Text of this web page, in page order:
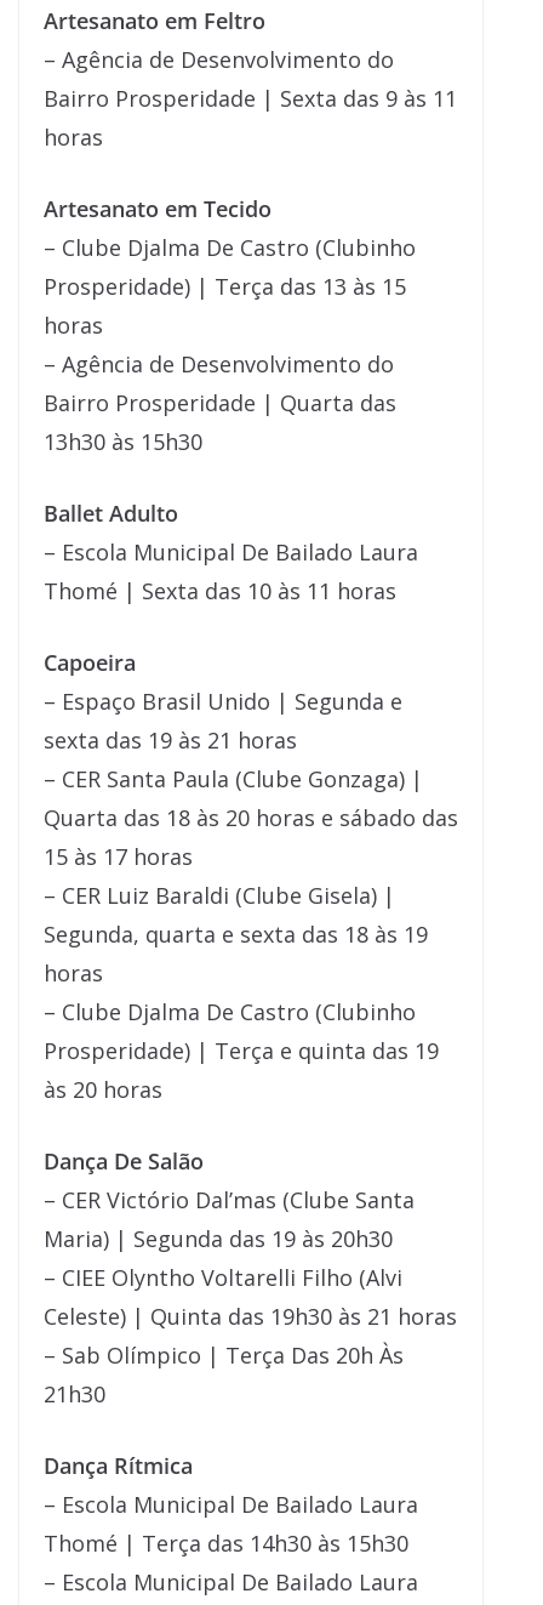
Artesanato em Feltro
– Agência de Desenvolvimento do
Bairro Prosperidade | Sexta das 9 às 11
horas
Artesanato em Tecido
– Clube Djalma De Castro (Clubinho
Prosperidade) | Terça das 13 às 15
horas
– Agência de Desenvolvimento do
Bairro Prosperidade | Quarta das
13h30 às 15h30
Ballet Adulto
– Escola Municipal De Bailado Laura
Thomé | Sexta das 10 às 11 horas
Capoeira
– Espaço Brasil Unido | Segunda e
sexta das 19 às 21 horas
– CER Santa Paula (Clube Gonzaga) |
Quarta das 18 às 20 horas e sábado das
15 às 17 horas
– CER Luiz Baraldi (Clube Gisela) |
Segunda, quarta e sexta das 18 às 19
horas
– Clube Djalma De Castro (Clubinho
Prosperidade) | Terça e quinta das 19
às 20 horas
Dança De Salão
– CER Victório Dal’mas (Clube Santa
Maria) | Segunda das 19 às 20h30
– CIEE Olyntho Voltarelli Filho (Alvi
Celeste) | Quinta das 19h30 às 21 horas
– Sab Olímpico | Terça Das 20h Às
21h30
Dança Rítmica
– Escola Municipal De Bailado Laura
Thomé | Terça das 14h30 às 15h30
– Escola Municipal De Bailado Laura